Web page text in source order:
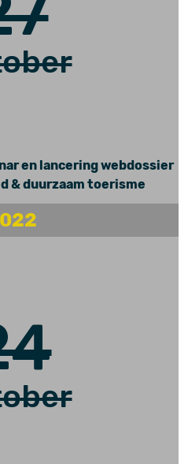
en lancering webdossier
& duurzaam toerisme